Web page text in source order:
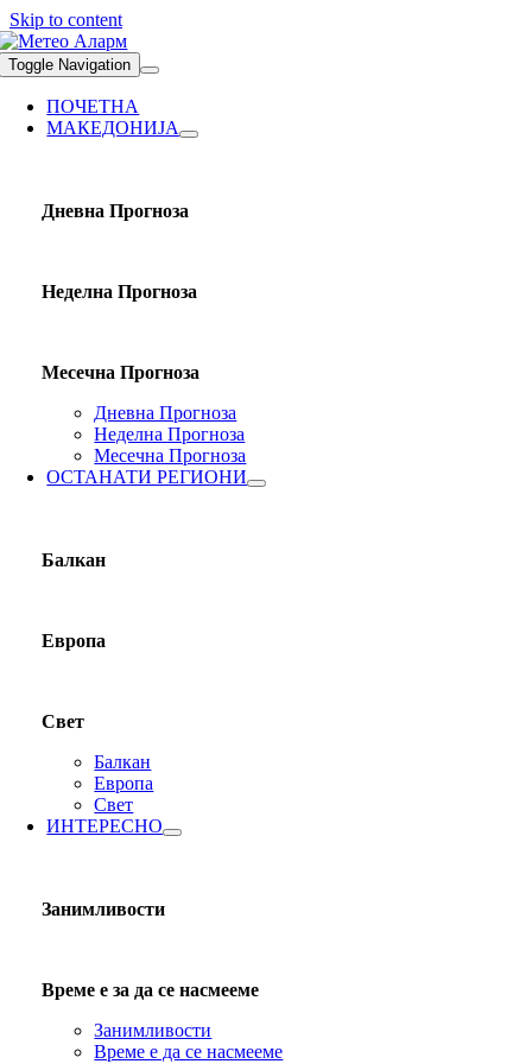
Skip to content
Toggle Navigation
ПОЧЕТНА
МАКЕДОНИЈА
Дневна Прогноза
Неделна Прогноза
Месечна Прогноза
Дневна Прогноза
Неделна Прогноза
Месечна Прогноза
ОСТАНАТИ РЕГИОНИ
Балкан
Европа
Свет
Балкан
Европа
Свет
ИНТЕРЕСНО
Занимливости
Време е за да се насмееме
Занимливости
Време е да се насмееме